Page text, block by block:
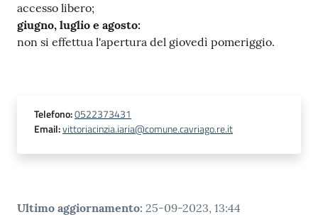
accesso libero;
giugno, luglio e agosto:
non si effettua l'apertura del giovedì pomeriggio.
Telefono:0522373431
Email:vittoriacinzia.iaria@comune.cavriago.re.it
Ultimo aggiornamento: 25-09-2023, 13:44